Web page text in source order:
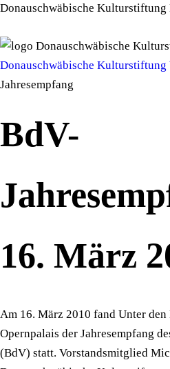
Donauschwäbische Kulturstiftung
Donauschwäbische
Donauschwäbische Kulturstiftung
Jahresempfang
BdV-
16. März
Am 16. März 2010 fand Unter
Opernpalais der Jahresempfang
(BdV) statt. Vorstandsmitglied